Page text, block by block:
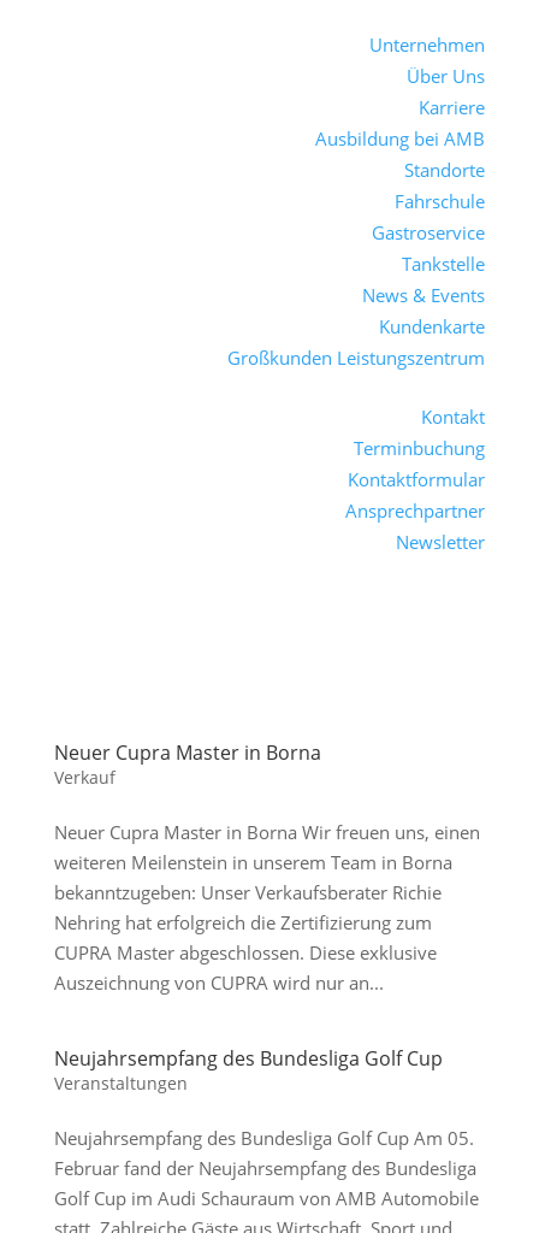
Unternehmen
Über Uns
Karriere
Ausbildung bei AMB
Standorte
Fahrschule
Gastroservice
Tankstelle
News & Events
Kundenkarte
Großkunden Leistungszentrum
Kontakt
Terminbuchung
Kontaktformular
Ansprechpartner
Newsletter
Neuer Cupra Master in Borna
Verkauf
Neuer Cupra Master in Borna Wir freuen uns, einen
weiteren Meilenstein in unserem Team in Borna
bekanntzugeben: Unser Verkaufsberater Richie
Nehring hat erfolgreich die Zertifizierung zum
CUPRA Master abgeschlossen. Diese exklusive
Auszeichnung von CUPRA wird nur an...
Neujahrsempfang des Bundesliga Golf Cup
Veranstaltungen
Neujahrsempfang des Bundesliga Golf Cup Am 05.
Februar fand der Neujahrsempfang des Bundesliga
Golf Cup im Audi Schauraum von AMB Automobile
statt. Zahlreiche Gäste aus Wirtschaft, Sport und